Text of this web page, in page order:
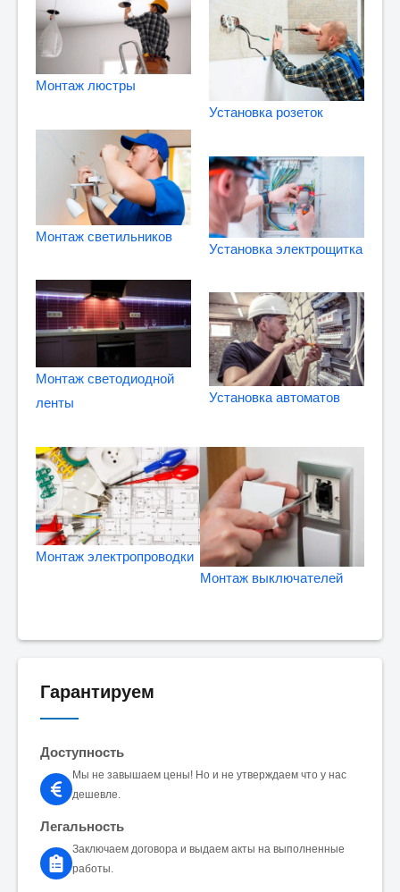
Монтаж люстры
Монтаж светильников
Монтаж светодиодной
ленты
Установка розеток
Установка электрощитка
Установка автоматов
Монтаж электропроводки
Монтаж выключателей
Гарантируем
Доступность
Мы не завышаем цены! Но и не утверждаем что у нас
дешевле.
Легальность
Заключаем договора и выдаем акты на выполненные
работы.